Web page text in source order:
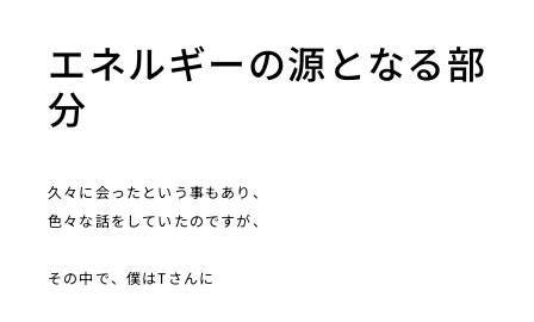
エネルギーの源となる部
分
久々に会ったという事もあり、
色々な話をしていたのですが、
その中で、僕はTさんに